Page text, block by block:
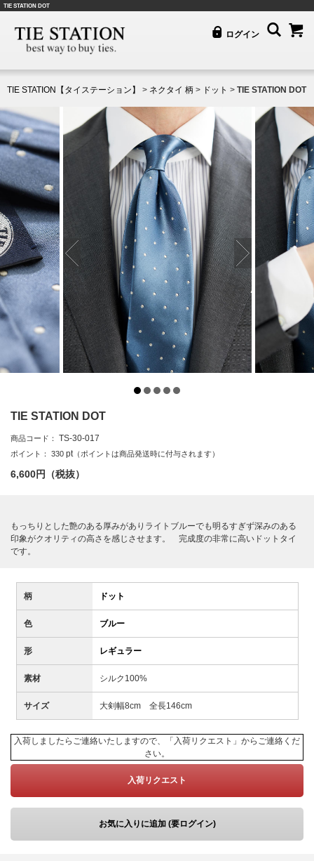
TIE STATION DOT
ログイン
TIE STATION【タイステーション】 > ネクタイ 柄 > ドット > TIE STATION DOT
TIE STATION DOT
商品コード： TS-30-017
ポイント： 330 pt （ポイントは商品発送時に付与されます）
6,600円（税抜）
もっちりとした艶のある厚みがありライトブルーでも明るすぎず深みのある
印象がクオリティの高さを感じさせます。 完成度の非常に高いドットタイ
です。
柄 ドット
色 ブルー
形 レギュラー
素材 シルク100%
サイズ 大剣幅8cm 全長146cm
入荷しましたらご連絡いたしますので、「入荷リクエスト」からご連絡くだ
さい。
入荷リクエスト
お気に入りに追加 (要ログイン)